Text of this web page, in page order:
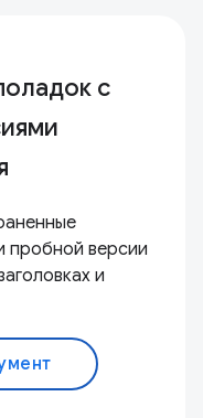
с
пробной версии
и